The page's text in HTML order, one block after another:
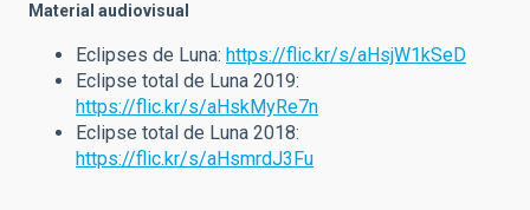
Material audiovisual
Eclipses de Luna: https://flic.kr/s/aHsjW1kSeD
Eclipse total de Luna 2019:
https://flic.kr/s/aHskMyRe7n
Eclipse total de Luna 2018:
https://flic.kr/s/aHsmrdJ3Fu